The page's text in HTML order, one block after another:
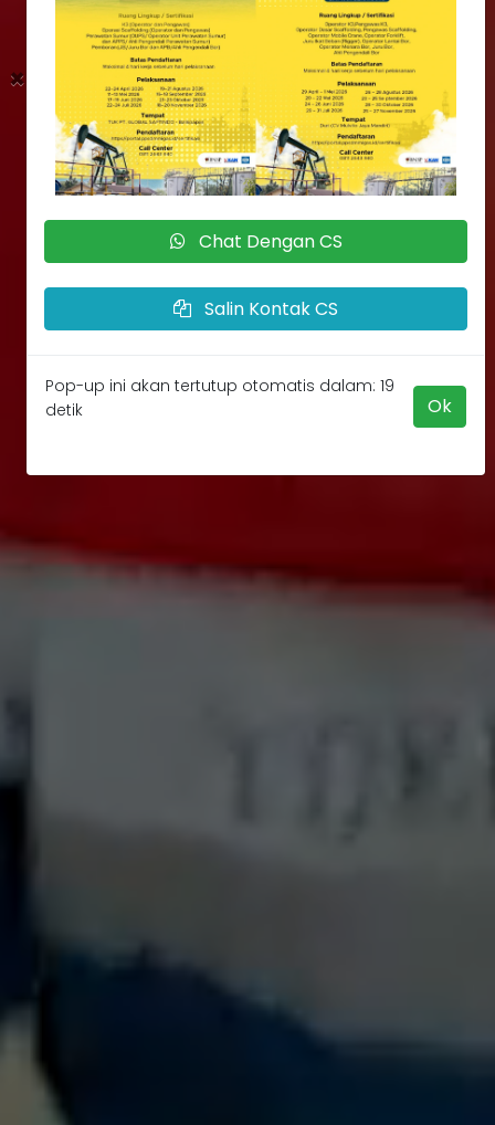
×
Chat Dengan CS
Salin Kontak CS
Pop-up ini akan tertutup otomatis dalam: 18
detik
Ok